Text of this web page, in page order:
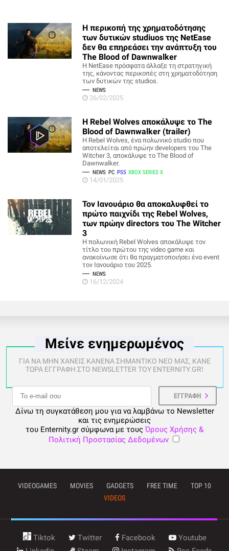
Η περικοπή της χρηματοδότησης
των δυτικών studiuos της NetEase
δεν θα επηρεάσει την ανάπτυξη του
The Blood of Dawnwalker
H NetEase πρόσφατα άλλαξε τη στρατηγική
της, κάνοντας περικοπές στη χρηματοδότηση
των δυτικών της studios.
NEWS
26/02/2025
Η Rebel Wolves αποκάλυψε το The
Blood of Dawnwalker (trailer)
Η Rebel Wolves, ένα πολωνικό studio που
αποτελείται από πρώην developers του The
Witcher 3, αποκάλυψε το The Blood of
Dawnwalker.
NEWS PC PS5 XBOX SERIES X
14/01/2025
Τον Ιανουάριο θα αποκαλυφθεί το
πρώτο παιχνίδι της Rebel Wolves,
των πρώην directors του The Witcher
3
Η πολωνική Rebel Wolves αποκάλυψε τον
τίτλο του πρώτου της video game και
ανακοίνωσε ότι θα πραγματοποιήσει ένα event
τον Ιανουάριο του 2025.
NEWS
16/12/2024
Μείνε ενημερωμένος
ΓΙΑ ΝΑ ΜΗΝ ΧΑΝΕΙΣ ΚΑΝΕΝΑ ΣΗΜΑΝΤΙΚΟ ΝΕΟ ΜΑΣ, ΚΑΝΕ
ΤΩΡΑ ΕΓΓΡΑΦΗ ΣΤΟ NEWSLETTER ΤΟΥ ENTERNITY.GR!
Δίνω τη συγκατάθεση μου για να λαμβάνω το Newsletter
και τις ενημερώσεις
του Enternity.gr σύμφωνα με τους Όρους Χρήσης &
Πολιτική Προστασίας Δεδομένων
VIDEOGAMES MOVIES GADGETS FREE TIME
TOP 10
VIDEOS
Tiktok Twitter Facebook
Youtube